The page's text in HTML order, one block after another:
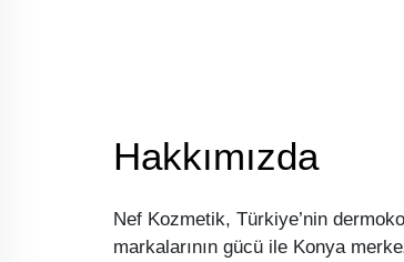
Hakkımızda
Nef Kozmetik, Türkiye’nin
markalarının gücü ile Konya